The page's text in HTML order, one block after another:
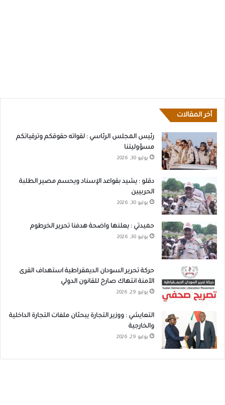
أخر المقالات
رئيس المجلس الرئاسي : لقواته حقوقكم وترقياتكم
مسؤوليتنا
يوليو 30, 2026
دقلو : يشيد بقواعد الإسناد ويحسم مصير الطلبة
الحربيين
يوليو 30, 2026
حميدتي : يعلنها واضحة هدفنا تحرير الخرطوم
يوليو 30, 2026
حركة تحرير السودان الديمقراطية استهداف القرى
الآمنة انتهاك صارخ للقانون الدولي
يوليو 29, 2026
التعايشي : ووزير التجارة يبحثان ملفات التجارة الداخلية
والخارجية
يوليو 29, 2026